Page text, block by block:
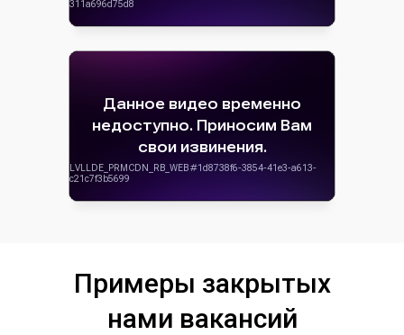
Примеры закрытых
нами вакансий